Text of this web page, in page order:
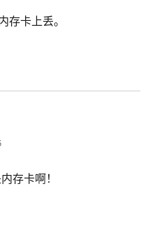
存卡上丢。
存卡啊！